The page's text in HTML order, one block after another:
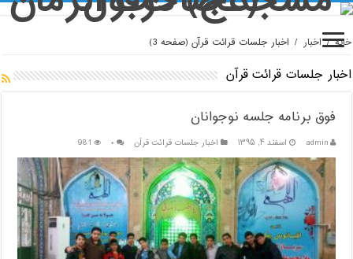
خانه / اخبار / اخبار جلسات قرائت قرآن (صفحه 3)
اخبار جلسات قرائت قرآن
فوق برنامه جلسه نوجوانان
admin اسفند ۴, ۱۳۹۵ اخبار جلسات قرائت قرآن ۰ 981